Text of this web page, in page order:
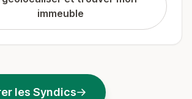
immeuble
les Syndics